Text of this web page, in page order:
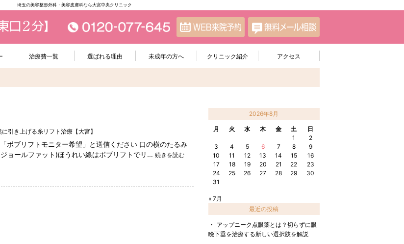
埼玉の美容整形外科・美容皮膚科なら大宮中央クリニック
治療費一覧 選ばれる理由 未成年の方へ クリニック紹介 アクセス
引き上げる糸リフト治療【大宮】
ボブリフトモニター希望」と送信ください 口の横のたるみ
ョールファット)ほうれい線はボブリフトでリ…続きを読む
2026年8月
月 火 水 木 金 土
日
1
2
3
4 5 6 7 8
9
10
11 12 13 14 15
16
17
18 19 20 21 22
23
24
25 26 27 28 29
30
31
« 7月
最近の投稿
アップニーク点眼薬とは？切らずに眼
瞼下垂を治療する新しい選択肢を解説